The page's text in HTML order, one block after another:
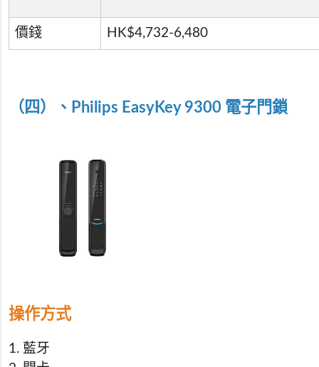
價錢 HK$4,732-6,480
（四）、Philips EasyKey 9300 電子門鎖
操作方式
1. 藍牙